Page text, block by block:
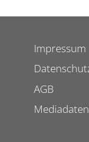
Impressum
AGB
Mediadaten